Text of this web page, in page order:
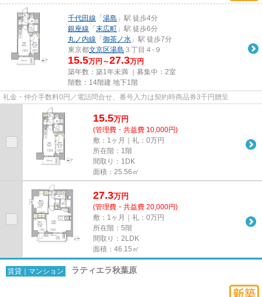
千代田線 「 湯島 」駅 徒歩4分
銀座線 「 末広町 」駅 徒歩6分
丸ノ内線 「 御茶ノ水 」駅 徒歩7分
東京都文京区湯島 ３丁目４-９
15.5万円～27.3万円
築年数：築1年未満 ｜募集中： 2室
階数：14階建 地下1階
礼金・仲介手数料0円／電話問合せ、番号入力は契約時商品券3千円贈呈
15.5万円
(管理費・共益費 10,000円)
敷：1ヶ月｜礼：0万円
所在階：1階
間取り：1DK
面積：25.56㎡
27.3万円
(管理費・共益費 20,000円)
敷：1ヶ月｜礼：0万円
所在階：5階
間取り：2LDK
面積：46.15㎡
賃貸｜マンション ラティエラ秋葉原